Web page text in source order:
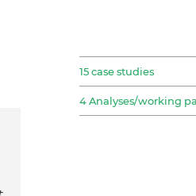
15 case studies
4 Analyses/working